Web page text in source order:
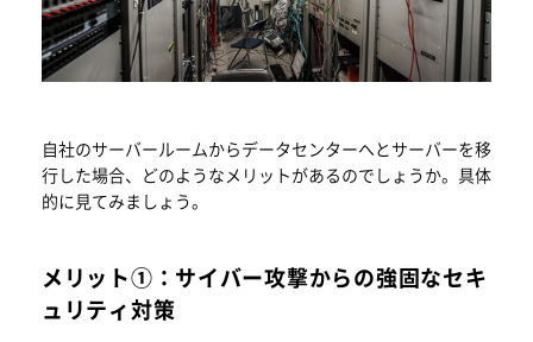
自社のサーバールームからデータセンターへとサーバーを移
行した場合、どのようなメリットがあるのでしょうか。具体
的に見てみましょう。
メリット①：サイバー攻撃からの強固なセキ
ュリティ対策